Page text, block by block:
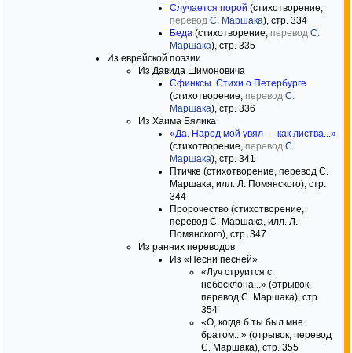
Случается порой (стихотворение,
перевод С. Маршака), стр. 334
Беда (стихотворение, перевод С.
Маршака), стр. 335
Из еврейской поэзии
Из Давида Шимоновича
Сфинксы. Стихи о Петербурге
(стихотворение, перевод С.
Маршака), стр. 336
Из Хаима Бялика
«Да. Народ мой увял — как листва...»
(стихотворение, перевод С.
Маршака), стр. 341
Птичке (стихотворение, перевод С.
Маршака, илл. Л. Помянского), стр.
344
Пророчество (стихотворение,
перевод С. Маршака, илл. Л.
Помянского), стр. 347
Из ранних переводов
Из «Песни песней»
«Луч струится с
небосклона...» (отрывок,
перевод С. Маршака), стр.
354
«О, когда б ты был мне
братом...» (отрывок, перевод
С. Маршака), стр. 355